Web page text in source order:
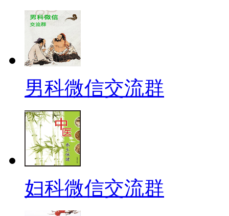
男科微信交流群
妇科微信交流群